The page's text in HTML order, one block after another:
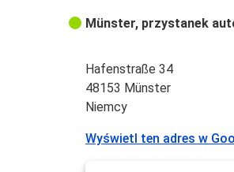
Münster, przystanek
Hafenstraße 34
48153 Münster
Niemcy
Wyświetl ten adres w